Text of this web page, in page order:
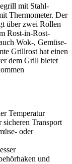
mit Stahl-
Thermometer. Der
über zwei Rollen
Rost-in-Rost-
Wok-, Gemüse-
Grillrost hat einen
dem Grill bietet
Temperatur
Transport
oder
und